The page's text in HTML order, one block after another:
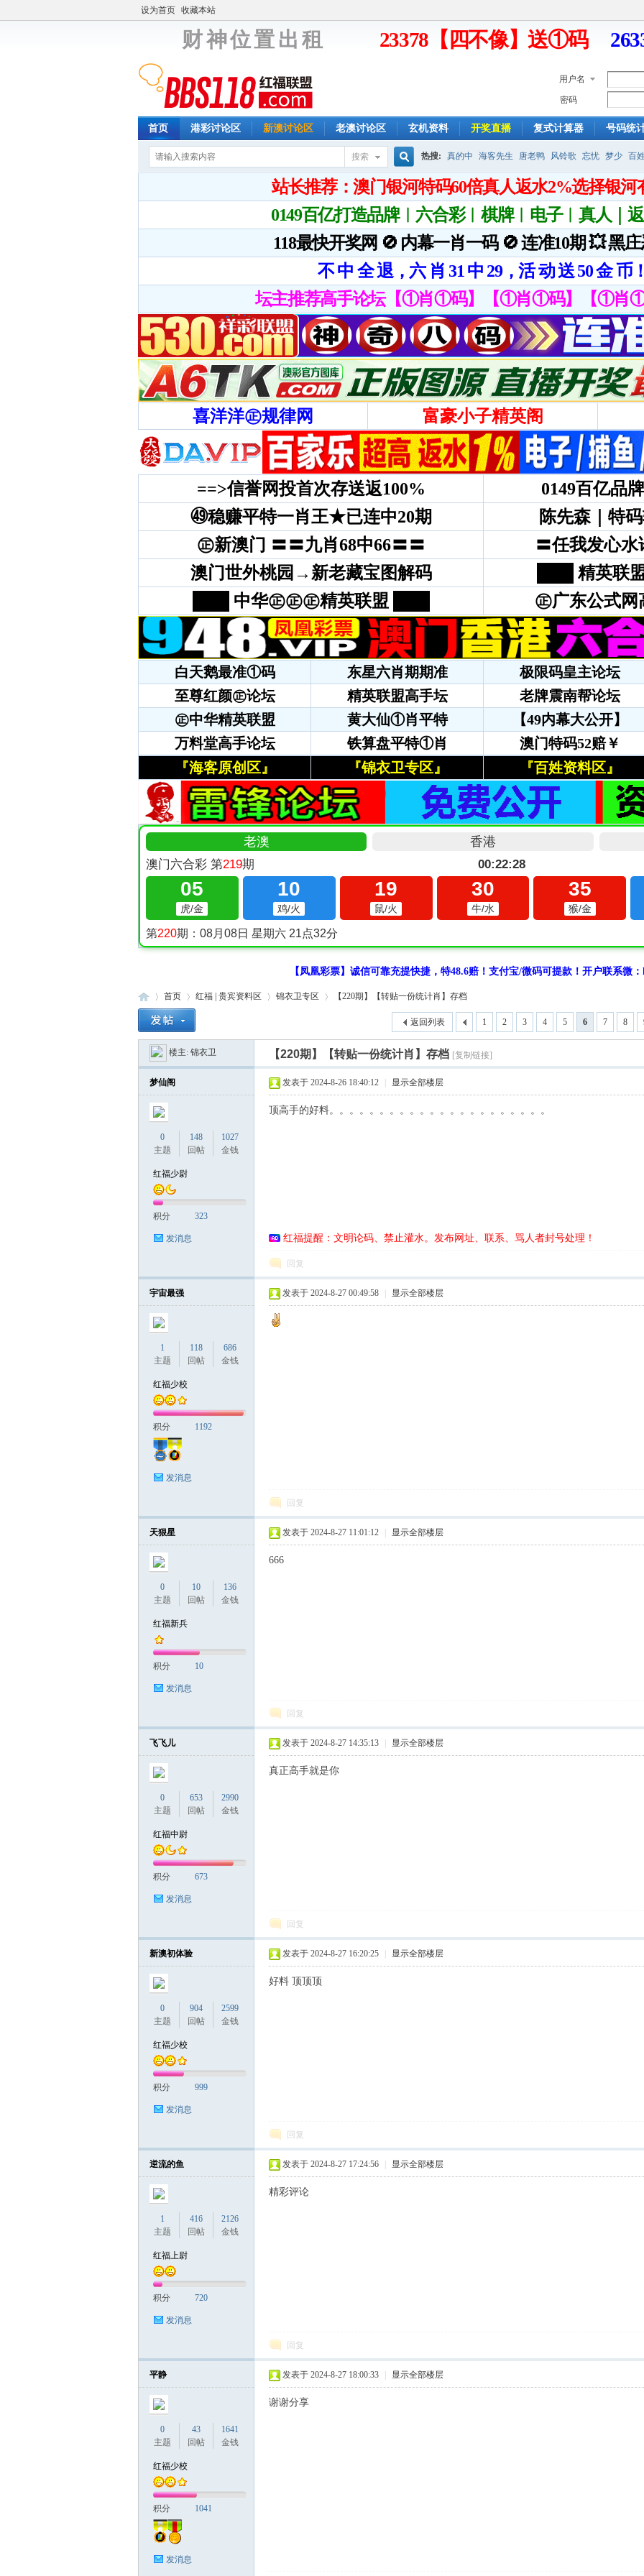
设为首页 收藏本站
财 神 位 置 出 租 23378【四不像】送①码
用户名
密码
首页 港彩讨论区 新澳讨论区 老澳讨论区 玄机资料 开奖直播 复式计算器 号码统
搜索
搜
索
热搜: 真的中 海客先生 唐老鸭 风铃歌 忘忧 梦少 百
【凤凰彩票】诚信可靠充提快捷，特48.6赔！支付宝/微码可提款！开户联系微：
»
首页
›
红福 | 贵宾资料区 锦衣卫专区 【220期】【转贴一份统计肖】存档
1 2 3 4 5 6 7 8
返回列表
楼主: 锦衣卫 【220期】【转贴一份统计肖】存档 [复制链接]
梦仙阁
0
主题
148
回帖
1027
金钱
红福少尉
积分 323
发消息
发表于 2024-8-26 18:40:12 显示全部楼层
顶高手的好料。。。。。。。。。。。。。。。。。。。。。。
红福提醒：文明论码、禁止灌水。发布网址、联系、骂人者封号处理！
回复
宇宙最强
1
主题
118
回帖
686
金钱
红福少校
积分 1192
发消息
发表于 2024-8-27 00:49:58 显示全部楼层
回复
天狠星
0
主题
10
回帖
136
金钱
红福新兵
积分 10
发消息
发表于 2024-8-27 11:01:12 显示全部楼层
666
回复
飞飞儿
0
主题
653
回帖
2990
金钱
红福中尉
积分 673
发消息
发表于 2024-8-27 14:35:13 显示全部楼层
真正高手就是你
回复
新澳初体验
0
主题
904
回帖
2599
金钱
红福少校
积分 999
发消息
发表于 2024-8-27 16:20:25 显示全部楼层
好料 顶顶顶
回复
逆流的鱼
1
主题
416
回帖
2126
金钱
红福上尉
积分 720
发消息
发表于 2024-8-27 17:24:56 显示全部楼层
精彩评论
回复
平静
0
主题
43
回帖
1641
金钱
红福少校
积分 1041
发消息
发表于 2024-8-27 18:00:33 显示全部楼层
谢谢分享